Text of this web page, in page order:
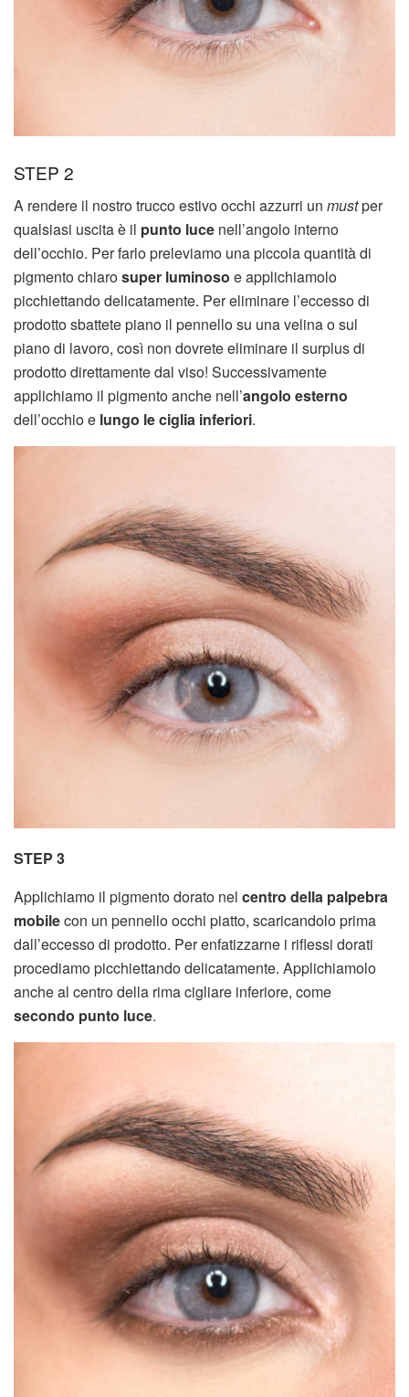
STEP 2
A rendere il nostro trucco estivo occhi azzurri un mustper
qualsiasi uscita è il punto luce nell’angolo interno
dell’occhio. Per farlo preleviamo una piccola quantità di
pigmento chiarosuper luminoso e applichiamolo
picchiettando delicatamente. Per eliminare l’eccesso di
prodotto sbattete piano il pennello su una velina o sul
piano di lavoro, così non dovrete eliminare il surplus di
prodotto direttamente dal viso! Successivamente
applichiamo il pigmento anche nell’angolo esterno
dell’occhio e lungo le ciglia inferiori.
STEP 3
Applichiamo il pigmento dorato nel centro della palpebra
mobilecon un pennello occhi piatto, scaricandolo prima
dall’eccesso di prodotto. Per enfatizzarne i riflessi dorati
procediamo picchiettando delicatamente. Applichiamolo
anche al centro della rima cigliare inferiore, come
secondo punto luce.